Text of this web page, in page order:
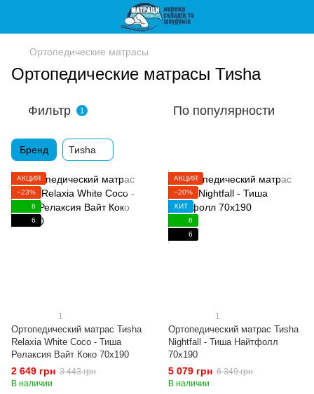
Ортопедические матрасы
Ортопедические матрасы Тиshа
Фильтр 1 По популярности
Бренд Тиshа
АКЦИЯ
−23%
6
6
1
Ортопедический матрас Тиshа
Relaxia White Coco - Тиша
Релаксия Вайт Коко 70x190
2 649 грн 3 443 грн
В наличии
АКЦИЯ
−20%
ХИТ
6
6
1
Ортопедический матрас Тиshа
Nightfall - Тиша Найтфолл
70x190
5 079 грн 6 349 грн
В наличии